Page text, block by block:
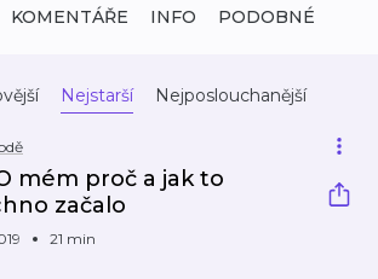
KOMENTÁŘE INFO PODOBNÉ
Nejstarší Nejposlouchanější
O mém proč a jak to
začalo
21 min